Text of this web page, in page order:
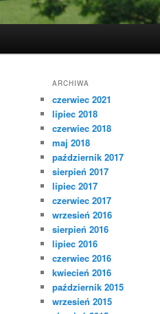
ARCHIWA
czerwiec 2021
lipiec 2018
czerwiec 2018
maj 2018
październik 2017
sierpień 2017
lipiec 2017
czerwiec 2017
wrzesień 2016
sierpień 2016
lipiec 2016
czerwiec 2016
kwiecień 2016
październik 2015
wrzesień 2015